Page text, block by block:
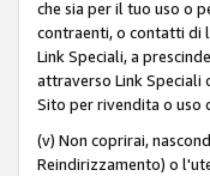
che sia per il tuo uso o
contraenti, o contatti di
Link Speciali, a
attraverso Link Speciali
Sito per rivendita o uso
(v) Non coprirai,
Reindirizzamento) o